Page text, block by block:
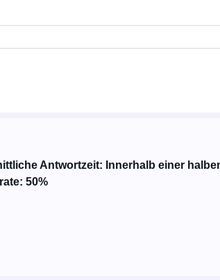
Antwortzeit: Innerhalb einer
50%